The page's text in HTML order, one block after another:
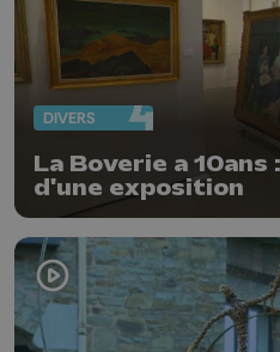
DIVERS
La Boverie a 10ans
d'une exposition